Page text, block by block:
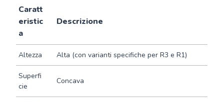
Caratt
eristic
a
Descrizione
Altezza Alta (con varianti specifiche per R3 e R1)
Superfi
cie
Concava